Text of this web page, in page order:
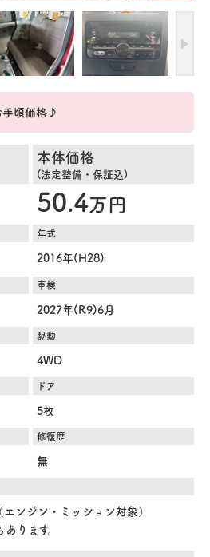
手頃価格♪
本体価格
(法定整備・保証込)
50.4万円
年式
2016年(H28)
車検
2027年(R9)6月
駆動
4WD
ドア
5枚
修復歴
無
ンジン・ミッション対象）
ります。